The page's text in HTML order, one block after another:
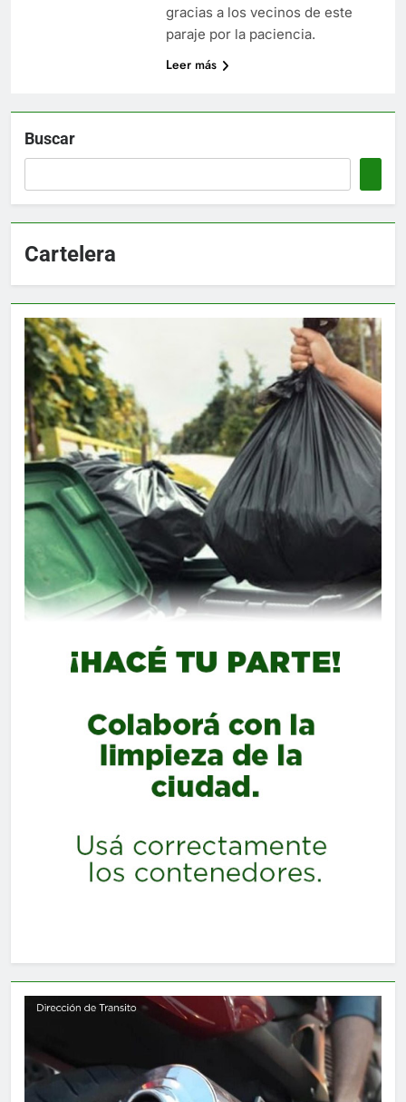
gracias a los vecinos de este
paraje por la paciencia.
Leer más
Buscar
Cartelera